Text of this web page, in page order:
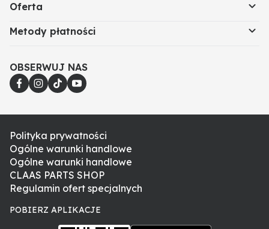
Oferta
Metody płatności
OBSERWUJ NAS
Polityka prywatności
Ogólne warunki handlowe
Ogólne warunki handlowe
CLAAS PARTS SHOP
Regulamin ofert specjalnych
POBIERZ APLIKACJE